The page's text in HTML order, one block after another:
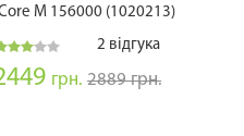
M 156000 (1020213)
2 відгука
грн. 2889 грн.